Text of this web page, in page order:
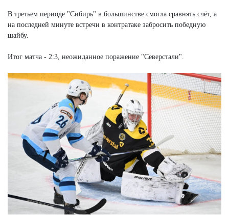
В третьем периоде "Сибирь" в большинстве смогла сравнять счёт, а
на последней минуте встречи в контратаке забросить победную
шайбу.
Итог матча - 2:3, неожиданное поражение "Северстали".